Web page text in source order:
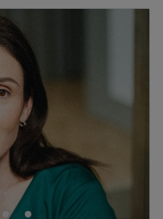
09:00
10:00
erstrahlen lassen
wieder etwas Gutes
dem Salon Beauty ReV
Sieh dir das